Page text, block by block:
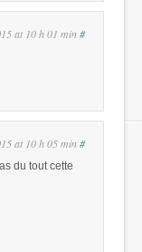
at 10 h 01 min #
at 10 h 05 min #
du tout cette